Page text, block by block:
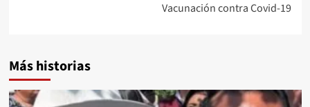
Vacunación contra Covid-19
Más historias